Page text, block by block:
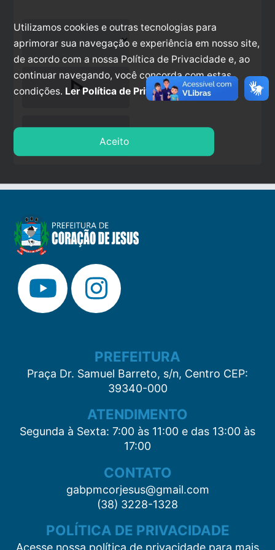
play_arrow
stop
PREFEITURA
Praça Dr. Samuel Barreto, s/n, Centro CEP:
39340-000
ATENDIMENTO
Segunda à Sexta: 7:00 às 11:00 e das 13:00 às
17:00
CONTATO
gabpmcorjesus@gmail.com
(38) 3228-1328
POLÍTICA DE PRIVACIDADE
Acesse nossa política de privacidade para mais
Utilizamos cookies e outras tecnologias para
aprimorar sua navegação e experiência em nosso site,
de acordo com a nossa Política de Privacidade e, ao
continuar navegando, você concorda com estas
condições. Ler Política de Privacidade.
Aceito